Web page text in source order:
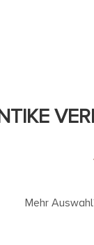
Mehr